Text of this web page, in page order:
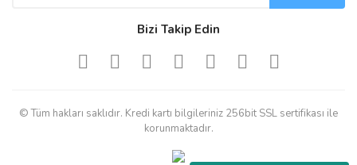
Bizi Takip Edin
© Tüm hakları saklıdır. Kredi kartı bilgileriniz 256bit SSL sertifikası ile
korunmaktadır.